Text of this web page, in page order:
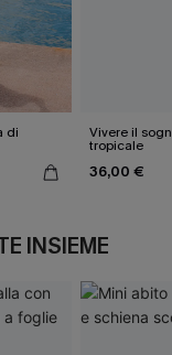
di Vivere il
tropicale
36,00 €
INSIEME